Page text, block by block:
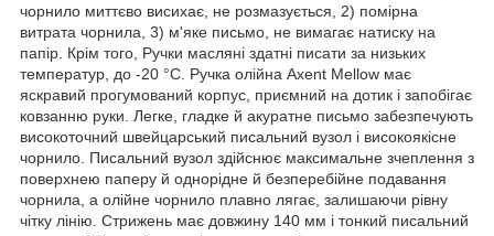
чорнило миттєво висихає, не розмазується, 2) помірна
витрата чорнила, 3) м'яке письмо, не вимагає натиску на
папір. Крім того, Ручки масляні здатні писати за низьких
температур, до -20 °C. Ручка олійна Axent Mellow має
яскравий прогумований корпус, приємний на дотик і запобігає
ковзанню руки. Легке, гладке й акуратне письмо забезпечують
високоточний швейцарський писальний вузол і високоякісне
чорнило. Писальний вузол здійснює максимальне зчеплення з
поверхнею паперу й однорідне й безперебійне подавання
чорнила, а олійне чорнило плавно лягає, залишаючи рівну
чітку лінію. Стрижень має довжину 140 мм і тонкий писальний